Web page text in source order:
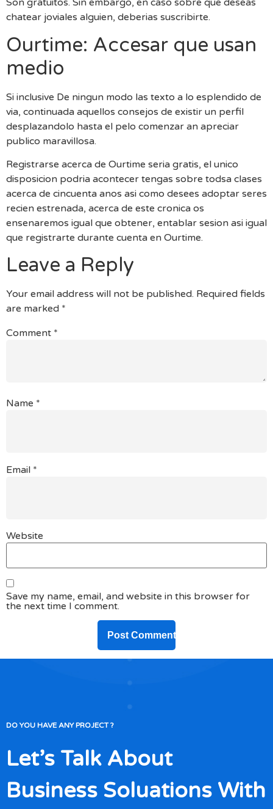
Son gratuitos. Sin embargo, en caso sobre que deseas
chatear joviales alguien, deberias suscribirte.
Ourtime: Accesar que usan
medio
Si inclusive De ningun modo las texto a lo esplendido de
via, continuada aquellos consejos de existir un perfil
desplazandolo hasta el pelo comenzar an apreciar
publico maravillosa.
Registrarse acerca de Ourtime seria gratis, el unico
disposicion podria acontecer tengas sobre todsa clases
acerca de cincuenta anos asi como desees adoptar seres
recien estrenada, acerca de este cronica os
ensenaremos igual que obtener, entablar sesion asi igual
que registrarte durante cuenta en Ourtime.
Leave a Reply
Your email address will not be published. Required fields
are marked *
Comment *
Name *
Email *
Website
Save my name, email, and website in this browser for
the next time I comment.
DO YOU HAVE ANY PROJECT ?
Let’s Talk About
Business Soluations With